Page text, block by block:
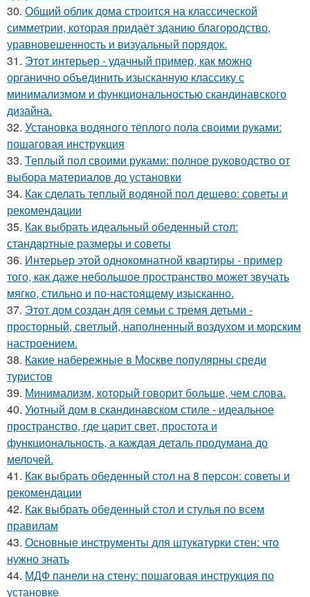
30. Общий облик дома строится на классической
симметрии, которая придаёт зданию благородство,
уравновешенность и визуальный порядок.
31. Этот интерьер - удачный пример, как можно
органично объединить изысканную классику с
минимализмом и функциональностью скандинавского
дизайна.
32. Установка водяного тёплого пола своими руками:
пошаговая инструкция
33. Теплый пол своими руками: полное руководство от
выбора материалов до установки
34. Как сделать теплый водяной пол дешево: советы и
рекомендации
35. Как выбрать идеальный обеденный стол:
стандартные размеры и советы
36. Интерьер этой однокомнатной квартиры - пример
того, как даже небольшое пространство может звучать
мягко, стильно и по-настоящему изысканно.
37. Этот дом создан для семьи с тремя детьми -
просторный, светлый, наполненный воздухом и морским
настроением.
38. Какие набережные в Москве популярны среди
туристов
39. Минимализм, который говорит больше, чем слова.
40. Уютный дом в скандинавском стиле - идеальное
пространство, где царит свет, простота и
функциональность, а каждая деталь продумана до
мелочей.
41. Как выбрать обеденный стол на 8 персон: советы и
рекомендации
42. Как выбрать обеденный стол и стулья по всем
правилам
43. Основные инструменты для штукатурки стен: что
нужно знать
44. МДФ панели на стену: пошаговая инструкция по
установке